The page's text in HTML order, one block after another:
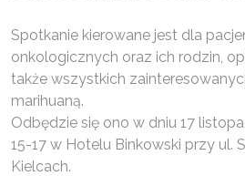
Spotkanie kierowane jest dla
onkologicznych oraz ich rodzin,
także wszystkich
marihuaną.
Odbędzie się ono w dniu 17
15-17 w Hotelu Binkowski przy ul.
Kielcach.